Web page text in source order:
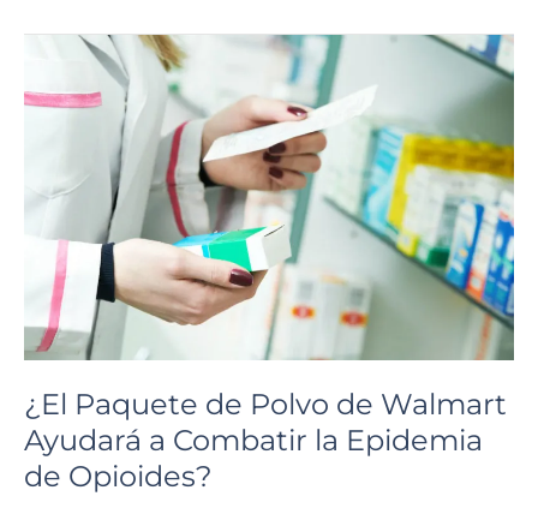
Obtiene
Oferta
Baja
Liquidación
Accidente
¿El Paquete de Polvo de Walmart
Ayudará a Combatir la Epidemia
de Opioides?